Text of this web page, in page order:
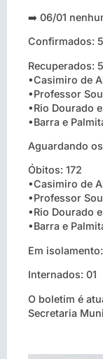
➡️ 06/01
Confirmados:
Recuperados:
•Casimiro de
•Professor
•Rio Dourado
•Barra e
Aguardando
Óbitos: 172
•Casimiro de
•Professor
•Rio Dourado
•Barra e
Em
Internados: 01
O boletim é
Secretaria